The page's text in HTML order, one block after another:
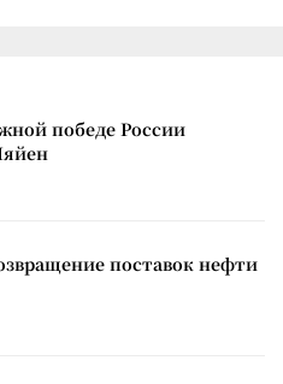
победе России
поставок нефти